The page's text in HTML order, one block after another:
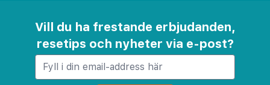
Vill du ha frestande erbjudanden,
resetips och nyheter via e-post?